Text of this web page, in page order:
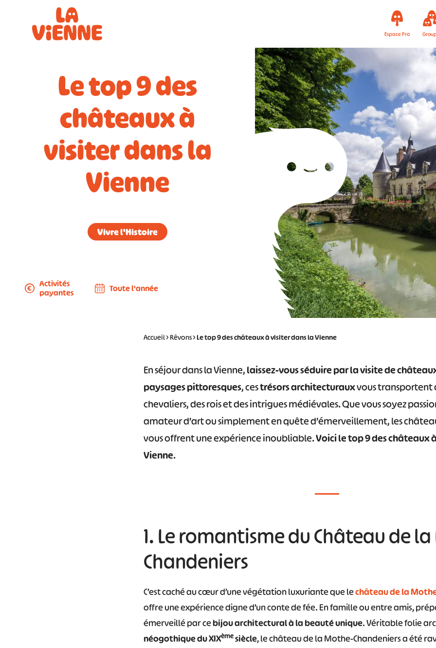
Espace Pro
Le top 9 des
châteaux à
visiter dans la
Vienne
Vivre l'Histoire
Activités
payantes
Toute l'année
Accueil>Rêvons>Le top 9 des châteaux à visiter dans la Vienne
En séjour dans la Vienne,laissez-vous séduire par la visite de
paysages pittoresques, cestrésors architecturauxvous transportent
chevaliers, des rois et des intrigues médiévales. Que vous soyez
amateur d’art ou simplement en quête d’émerveillement, les
vous offrent une expérience inoubliable.Voici le top 9 des châteaux
Vienne.
1. Le romantisme du Château de
Chandeniers
C’est caché au cœur d’une végétation luxuriante que lechâteau de la
offre une expérience digne d’un conte de fée. En famille ou entre amis,
émerveillé par cebijou architectural à la beauté unique. Véritable folie
néogothique du XIXèmesiècle, le château de la Mothe-Chandeniers a été
Panneau de gestion des cookies